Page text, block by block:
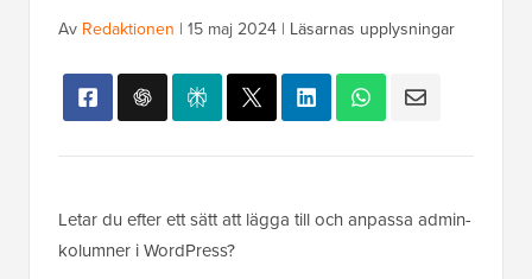
Av Redaktionen | 15 maj 2024 | Läsarnas upplysningar
Letar du efter ett sätt att lägga till och anpassa admin-
kolumner i WordPress?